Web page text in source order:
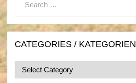
CATEGORIES / KATEGORIEN
Categories
/